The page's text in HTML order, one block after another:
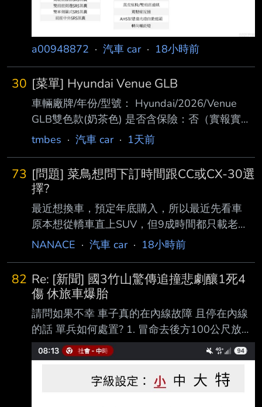
a00948872 · 汽車 car· 18小時前
30 [菜單] Hyundai Venue GLB
車輛廠牌/年份/型號： Hyundai/2026/Venue
GLB雙色款(奶茶色) 是否含保險：否（實報實
銷） 是否含領牌稅金：否 成交價格(總價):71.7
點：臺北 自費配備/配件：升級FSK冰鑽8000 贈
送配備/配件 AVM環景 BSD盲點偵測 前後行車
紀錄器 ETC車牌框式 防水踏墊 後車廂防水托盤
避光墊 雨傘 交車禮 五年六大系統保固 付款方式
(現金 or貸款)：貸款 購車心得：目標就是小型
車，本來屬意Swift，但考量安全問題，轉而看
向Venu
tmbes · 汽車 car· 1天前
73 [問題] 菜鳥想問下訂時間跟CC或CX-30選
擇?
最近想換車，預定年底購入，所以最近先看車
原本想從轎車直上SUV，但9成時間都只載老婆
(160cm)小孩(110cm)，2位身型嬌小 太太也說
才擠一點，但一年也沒超過10次(SUV需求底一
點) 而且每年才跑不到1萬km，希望夠用就好(所
以油電PASS) 所以原本都看好的TT或CX5 就直
接往下看CC或CX-30的汽油最入門款 目前口頭
問到大概是 CC 豪華汽油版 80.9-4(折扣)-5(舊
換新)-5(貨物稅)=66.9 CX-30 Ace Editio
NANACE · 汽車 car· 18小時前
82 Re: [新聞] 國3竹山驚傳追撞悲劇釀1死4
傷 休旅車爆胎
請問如果不幸 車子真的在內線故障 且停在內線
的話 單兵如何處置? 1. 冒命去後方100公尺放故
障標示 2. 人員設法逃到內線護欄之外 還有別的
選項嗎 :
https://udn.com/news/story/7320/9672734 : 國
3竹山驚傳追撞悲劇釀1死4傷 休旅車爆胎停內線